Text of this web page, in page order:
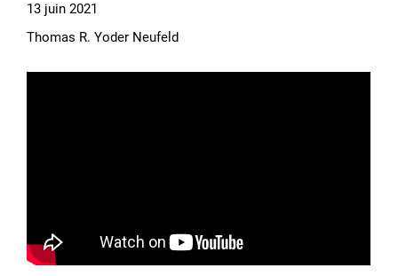
13 juin 2021
Thomas R. Yoder Neufeld